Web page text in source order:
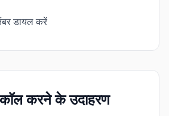
डायल करें
कॉल करने के उदाहरण